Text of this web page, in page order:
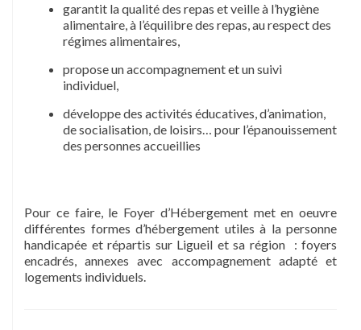
garantit la qualité des repas et veille à l’hygiène
alimentaire, à l’équilibre des repas, au respect des
régimes alimentaires,
propose un accompagnement et un suivi
individuel,
développe des activités éducatives, d’animation,
de socialisation, de loisirs… pour l’épanouissement
des personnes accueillies
Pour ce faire, le Foyer d’Hébergement met en oeuvre
différentes formes d’hébergement utiles à la personne
handicapée et répartis sur Ligueil et sa région : foyers
encadrés, annexes avec accompagnement adapté et
logements individuels.